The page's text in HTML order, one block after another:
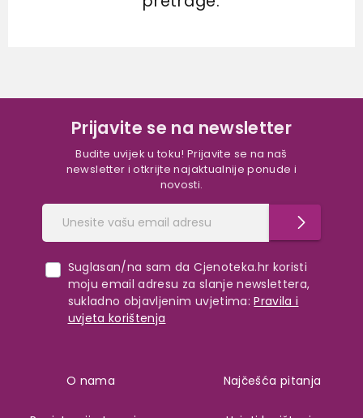
Prijavite se na newsletter
Budite uvijek u toku! Prijavite se na naš
newsletter i otkrijte najaktualnije ponude i
novosti.
Suglasan/na sam da Cjenoteka.hr koristi
moju email adresu za slanje newslettera,
sukladno objavljenim uvjetima: Pravila i
uvjeta korištenja
O nama Najčešća pitanja